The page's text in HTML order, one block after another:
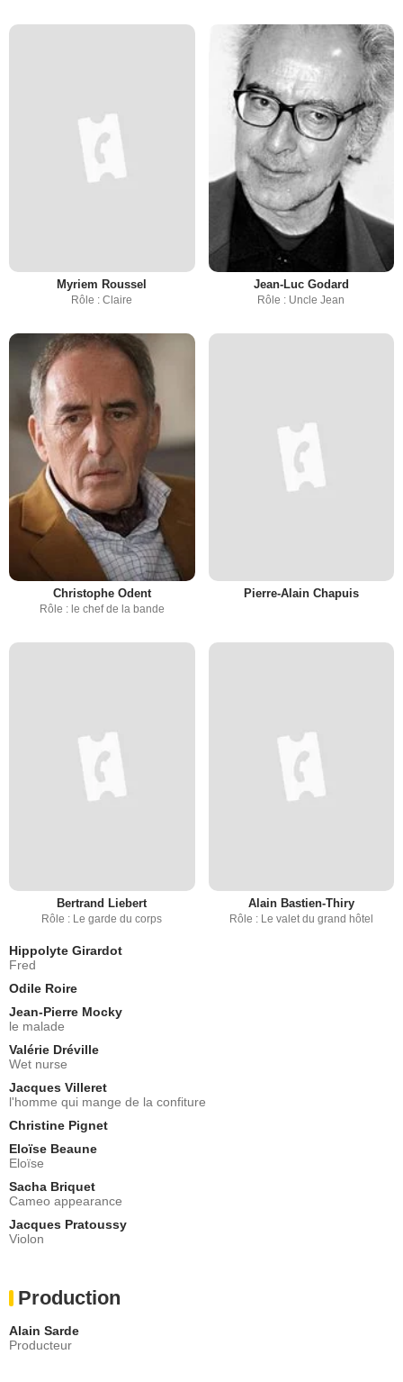
Myriem Roussel
Rôle : Claire
Jean-Luc Godard
Rôle : Uncle Jean
Christophe Odent
Rôle : le chef de la bande
Pierre-Alain Chapuis
Bertrand Liebert
Rôle : Le garde du corps
Alain Bastien-Thiry
Rôle : Le valet du grand hôtel
Hippolyte Girardot
Fred
Odile Roire
Jean-Pierre Mocky
le malade
Valérie Dréville
Wet nurse
Jacques Villeret
l'homme qui mange de la confiture
Christine Pignet
Eloïse Beaune
Eloïse
Sacha Briquet
Cameo appearance
Jacques Pratoussy
Violon
Production
Alain Sarde
Producteur